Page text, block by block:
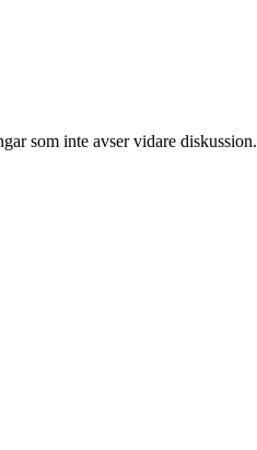
som inte avser vidare diskussion.